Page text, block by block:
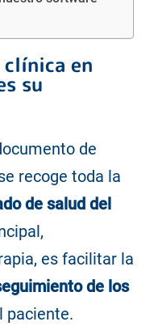
en
su
de
recoge toda la
de salud del
es facilitar la
de los
paciente.